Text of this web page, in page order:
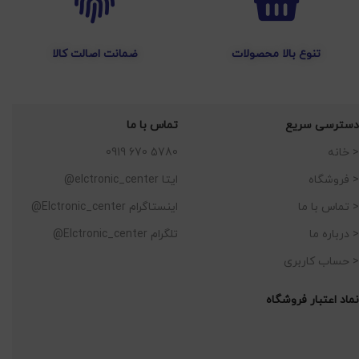
تنوع بالا محصولات ضمانت اصالت کالا
دسترسی سریع
< خانه
< فروشگاه
< تماس با ما
< درباره ما
< حساب کاربری
تماس با ما
5780 670 0919
ایتا elctronic_center@
اینستاگرام Elctronic_center@
تلگرام Elctronic_center@
نماد اعتبار فروشگاه